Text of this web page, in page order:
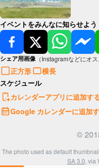
イベントをみんなに知らせよう
シェア用画像 （Instagramなどにオス
正方形
横長
スケジュール
カレンダーアプリに追加す
Google カレンダーに追加
©
The photo used as default
SA 3.0, via